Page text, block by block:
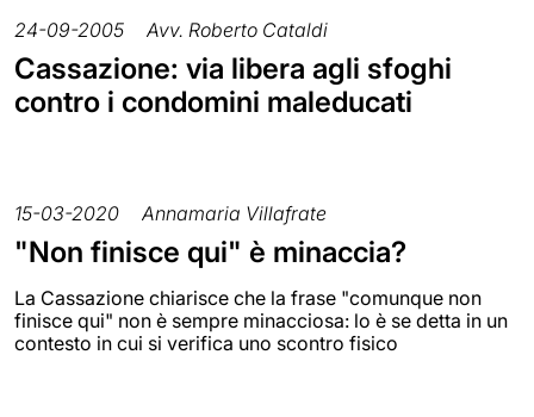
24-09-2005 Avv. Roberto Cataldi
Cassazione: via libera agli sfoghi
contro i condomini maleducati
15-03-2020 Annamaria Villafrate
"Non finisce qui" è minaccia?
La Cassazione chiarisce che la frase "comunque non
finisce qui" non è sempre minacciosa: lo è se detta in un
contesto in cui si verifica uno scontro fisico